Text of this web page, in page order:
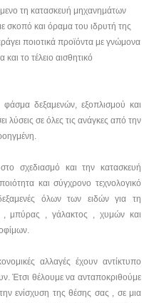
τη κατασκευή μηχανημάτων
σκοπό και όραμα του ιδρυτή της
ποιοτικά προϊόντα με γνώμονα
το τέλειο αισθητικό
φάσμα δεξαμενών, εξοπλισμού και
λύσεις σε όλες τις ανάγκες από την
σχεδιασμό και την κατασκευή
και σύγχρονο τεχνολογικό
όλων των ειδών για τη
, μπύρας , γάλακτος , χυμών και
αλλαγές έχουν αντίκτυπο
Έτσι θέλουμε να ανταποκριθούμε
ενίσχυση της θέσης σας , σε μια